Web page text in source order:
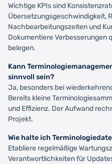
Wichtige KPIs sind
Übersetzungsgeschwindigkeit,
Nachbearbeitungszeiten und
Dokumentiere Verbesserungen
belegen.
Kann
sinnvoll sein?
Ja, besonders bei
Bereits kleine
und Effizienz. Der Aufwand
Projekt.
Wie halte ich
Etabliere regelmäßige
Verantwortlichkeiten für